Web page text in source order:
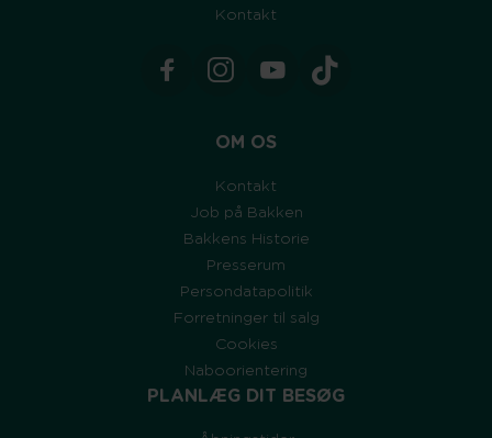
Kontakt
OM OS
Kontakt
Job på Bakken
Bakkens Historie
Presserum
Persondatapolitik
Forretninger til salg
Cookies
Naboorientering
PLANLÆG DIT BESØG